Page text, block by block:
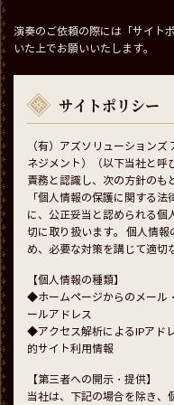
演奏のご依頼の際には「サイト
いた上でお願いいたします。
サイトポリシー
（有）アズソリューション
ネジメント）（以下当社と呼
責務と認識し、次の方針のも
「個人情報の保護に関する
に、公正妥当と認められる個
切に取り扱います。 個人情
め、必要な対策を講じて適切
【個人情報の種類】
◆ホームページからのメール
ールアドレス
◆アクセス解析によるIPアド
的サイト利用情報
【第三者への開示・提供】
当社は、下記の場合を除き、